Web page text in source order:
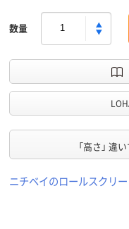
数量
「高さ」 違
ニチベイのロールスクリ